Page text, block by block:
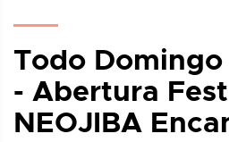
Todo
- Abertura
NEOJIBA